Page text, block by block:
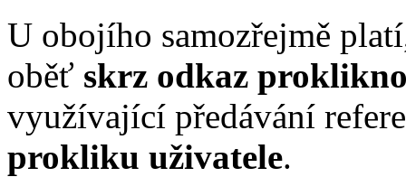
U obojího samozřejmě
oběť skrz odkaz
využívající předávání
prokliku uživatele.